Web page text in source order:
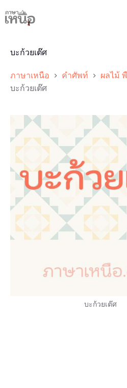
to
content
บะก้วยเต๊ศ
ภาษาเหนือ คำศัพท์
ผลไม้
บะก้วยเต๊ศ
บะก้วยเต๊ศ